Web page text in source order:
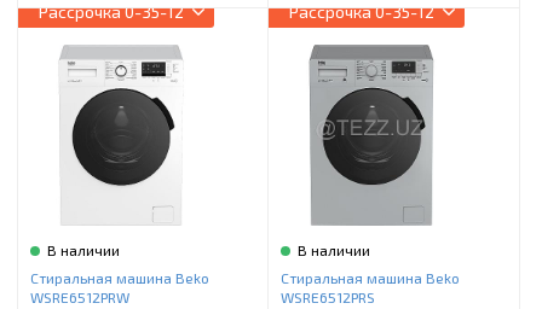
Рассрочка0-35-12
В наличии
Стиральная машина Beko
WSRE6512PRW
Рассрочка0-35-12
В наличии
Стиральная машина Beko
WSRE6512PRS